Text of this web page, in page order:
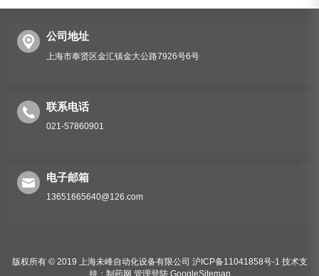
公司地址
上海市奉贤区金汇镇金大公路7926号6号
联系电话
021-57860901
电子邮箱
13651665640@126.com
版权所有 © 2019 上海未峰自动化设备有限公司 沪ICP备11041858号-1 技术支
持： 制药网 管理登陆 GoogleSitemap